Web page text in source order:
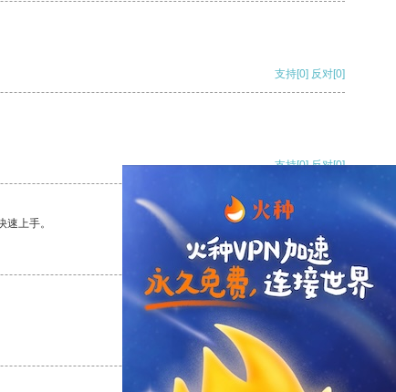
支持[0] 反对[0]
支持[0] 反对[0]
上手。
支持[0] 反对
支持